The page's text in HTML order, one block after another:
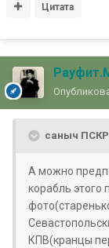
Цитата
саныч
А можно
корабль этого
КПВ(кранцы